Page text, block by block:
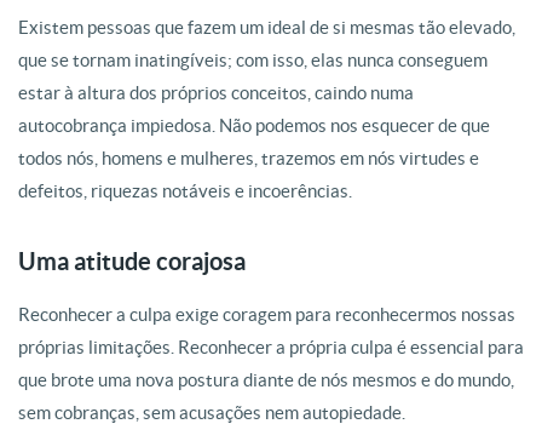
Existem pessoas que fazem um ideal de si mesmas tão elevado,
que se tornam inatingíveis; com isso, elas nunca conseguem
estar à altura dos próprios conceitos, caindo numa
autocobrança impiedosa. Não podemos nos esquecer de que
todos nós, homens e mulheres, trazemos em nós virtudes e
defeitos, riquezas notáveis e incoerências.
Uma atitude corajosa
Reconhecer a culpa exige coragem para reconhecermos nossas
próprias limitações. Reconhecer a própria culpa é essencial para
que brote uma nova postura diante de nós mesmos e do mundo,
sem cobranças, sem acusações nem autopiedade.